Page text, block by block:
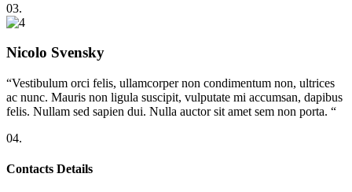
03.
Nicolo Svensky
“Vestibulum orci felis, ullamcorper non condimentum non, ultrices
ac nunc. Mauris non ligula suscipit, vulputate mi accumsan, dapibus
felis. Nullam sed sapien dui. Nulla auctor sit amet sem non porta. “
04.
Contacts Details